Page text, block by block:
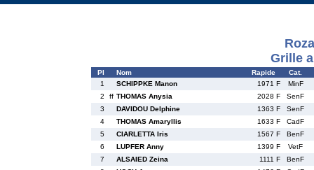
Grille
Pl Nom Rapide
Cat.
1
SCHIPPKE Manon 1971 F
MinF
2
ff THOMAS Anysia 2028 F
SenF
3
DAVIDOU Delphine 1363 F
SenF
4
THOMAS Amaryllis 1633 F
CadF
5
CIARLETTA Iris 1567 F
BenF
6
LUPFER Anny 1399 F
VetF
7
ALSAIED Zeina 1111 F
BenF